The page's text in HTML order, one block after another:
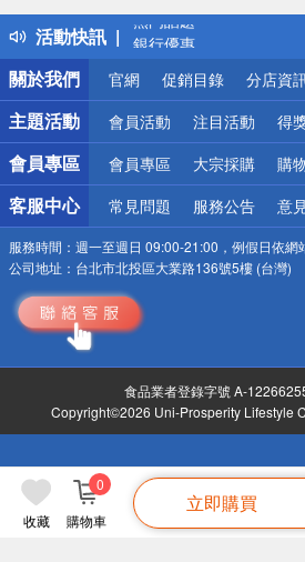
收藏 購物車
0
立即購買
活動快訊
熱門話題
銀行優惠
偏遠地區配送
詐騙網頁！請小心！
關於我們
官網 促銷目錄 分店資
主題活動 會員活動 注目活動 得
會員專區 會員專區 大宗採購 購
客服中心 常見問題 服務公告 意
服務時間： 週一至週日 09:00-21:00，例假日依網
公司地址： 台北市北投區大業路136號5樓 (台灣)
食品業者登錄字號 A-
Copyright©2026 Uni-Prosperity Lifestyle